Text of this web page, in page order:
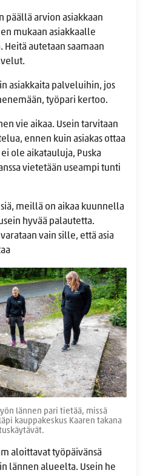
päällä arvion asiakkaan
mukaan asiakkaalle
Heitä autetaan saamaan
asiakkaita palveluihin, jos
työpari kertoo.
vie aikaa. Usein tarvitaan
ennen kuin asiakas ottaa
ole aikatauluja, Puska
vietetään useampi tunti
meillä on aikaa kuunnella
hyvää palautetta.
vain sille, että asia
lännen pari tietää, missä
kauppakeskus Kaaren takana
aloittavat työpäivänsä
lännen alueelta. Usein he